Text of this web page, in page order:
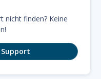
nicht finden? Keine